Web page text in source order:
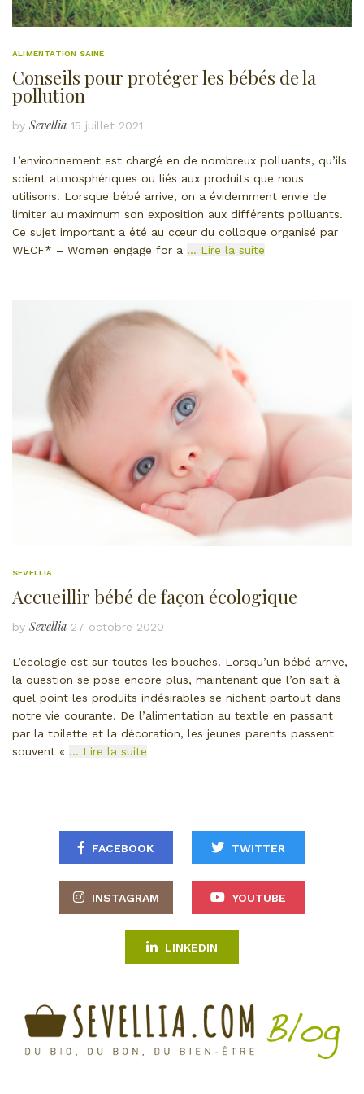
ALIMENTATION SAINE
Conseils pour protéger les bébés de la
pollution
by Sevellia 15 juillet 2021
L’environnement est chargé en de nombreux polluants, qu’ils
soient atmosphériques ou liés aux produits que nous
utilisons. Lorsque bébé arrive, on a évidemment envie de
limiter au maximum son exposition aux différents polluants.
Ce sujet important a été au cœur du colloque organisé par
WECF* – Women engage for a … Lire la suite
SEVELLIA
Accueillir bébé de façon écologique
by Sevellia 27 octobre 2020
L’écologie est sur toutes les bouches. Lorsqu’un bébé arrive,
la question se pose encore plus, maintenant que l’on sait à
quel point les produits indésirables se nichent partout dans
notre vie courante. De l’alimentation au textile en passant
par la toilette et la décoration, les jeunes parents passent
souvent « … Lire la suite
FACEBOOK TWITTER
INSTAGRAM YOUTUBE
LINKEDIN